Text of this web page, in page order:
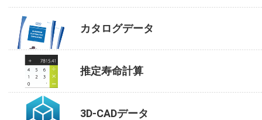
カタログデータ
推定寿命計算
3D-CADデータ